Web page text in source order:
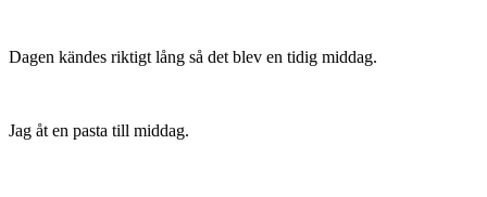
Dagen kändes riktigt lång så det blev en tidig middag.
Jag åt en pasta till middag.